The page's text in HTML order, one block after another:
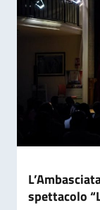
spettacolo